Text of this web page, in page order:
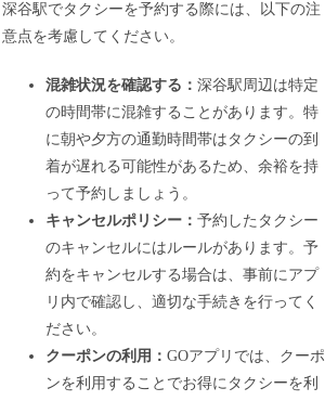
深谷駅でタクシーを予約する際には、以下の注
意点を考慮してください。
混雑状況を確認する：深谷駅周辺は特定
の時間帯に混雑することがあります。特
に朝や夕方の通勤時間帯はタクシーの到
着が遅れる可能性があるため、余裕を持
って予約しましょう。
キャンセルポリシー：予約したタクシー
のキャンセルにはルールがあります。予
約をキャンセルする場合は、事前にアプ
リ内で確認し、適切な手続きを行ってく
ださい。
クーポンの利用：GOアプリでは、クーポ
ンを利用することでお得にタクシーを利